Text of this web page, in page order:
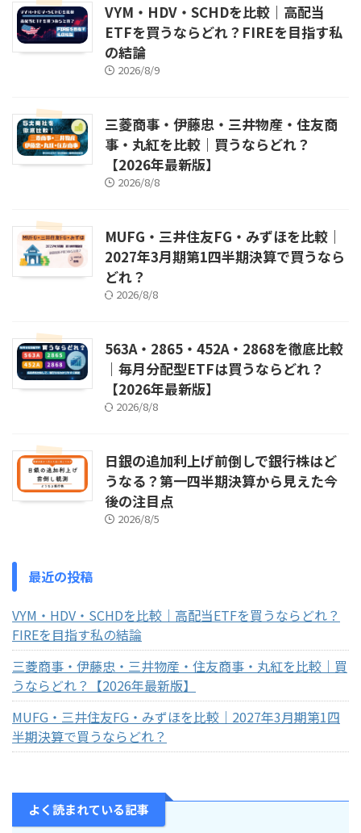
VYM・HDV・SCHDを比較｜高配当
ETFを買うならどれ？FIREを目指す私
の結論
2026/8/9
三菱商事・伊藤忠・三井物産・住友商
事・丸紅を比較｜買うならどれ？
【2026年最新版】
2026/8/8
MUFG・三井住友FG・みずほを比較｜
2027年3月期第1四半期決算で買うなら
どれ？
2026/8/8
563A・2865・452A・2868を徹底比較
｜毎月分配型ETFは買うならどれ？
【2026年最新版】
2026/8/8
日銀の追加利上げ前倒しで銀行株はど
うなる？第一四半期決算から見えた今
後の注目点
2026/8/5
最近の投稿
VYM・HDV・SCHDを比較｜高配当ETFを買うならどれ？
FIREを目指す私の結論
三菱商事・伊藤忠・三井物産・住友商事・丸紅を比較｜買
うならどれ？【2026年最新版】
MUFG・三井住友FG・みずほを比較｜2027年3月期第1四
半期決算で買うならどれ？
よく読まれている記事